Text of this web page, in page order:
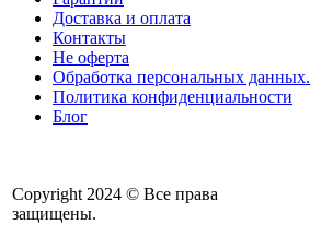
Доставка и оплата
Контакты
Не оферта
Обработка персональных данных.
Политика конфиденциальности
Блог
Copyright 2024 © Все права
защищены.